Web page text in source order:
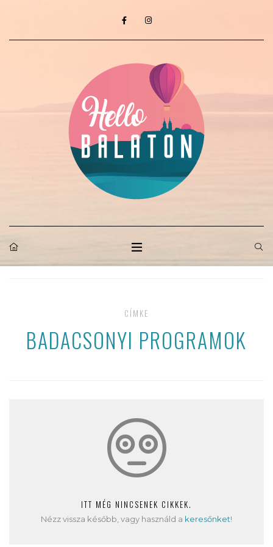
CÍMKE
BADACSONYI PROGRAMOK
ITT MÉG NINCSENEK CIKKEK.
Nézz vissza később, vagy használd a keresőnket!